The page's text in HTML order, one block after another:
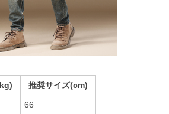
推奨サイズ(cm)
66